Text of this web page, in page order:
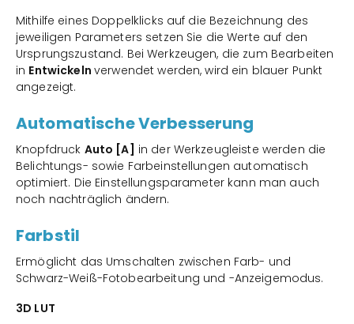
Mithilfe eines Doppelklicks auf die Bezeichnung des
jeweiligen Parameters setzen Sie die Werte auf den
Ursprungszustand. Bei Werkzeugen, die zum Bearbeiten
in Entwickeln verwendet werden, wird ein blauer Punkt
angezeigt.
Automatische Verbesserung
Knopfdruck Auto [A] in der Werkzeugleiste werden die
Belichtungs- sowie Farbeinstellungen automatisch
optimiert. Die Einstellungsparameter kann man auch
noch nachträglich ändern.
Farbstil
Ermöglicht das Umschalten zwischen Farb- und
Schwarz-Weiß-Fotobearbeitung und -Anzeigemodus.
3D LUT